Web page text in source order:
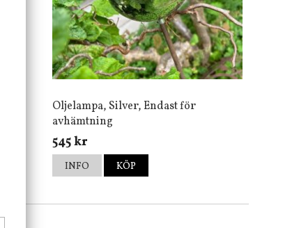
Oljelampa, Silver, Endast för
avhämtning
545 kr
INFO KÖP